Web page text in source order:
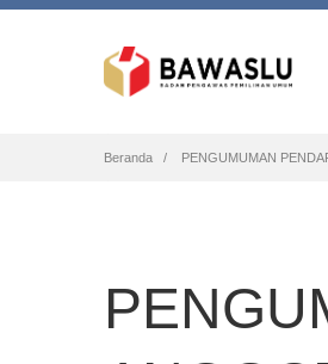
Beranda PENGUMUMAN